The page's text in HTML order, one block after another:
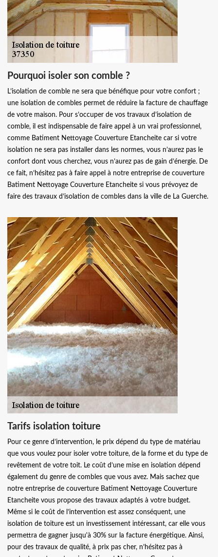
Pourquoi isoler son comble ?
L’isolation de comble ne sera que bénéfique pour votre confort ;
une isolation de combles permet de réduire la facture de chauffage
de votre maison. Pour s’occuper de vos travaux d’isolation de
comble, il est indispensable de faire appel à un vrai professionnel,
comme Batiment Nettoyage Couverture Etancheite car si votre
isolation ne sera pas installer dans les normes, vous n’aurez pas le
confort dont vous cherchez, vous n’aurez pas de gain d’énergie. De
ce fait, n’hésitez pas à faire appel à notre entreprise de couverture
Batiment Nettoyage Couverture Etancheite si vous prévoyez de
faire des travaux d’isolation de combles dans la ville de La Guerche.
Tarifs isolation toiture
Pour ce genre d’intervention, le prix dépend du type de matériau
que vous voulez pour isoler votre toiture, de la forme et du type de
revêtement de votre toit. Le coût d’une mise en isolation dépend
également du genre de combles que vous avez. Mais sachez que
notre entreprise de couverture Batiment Nettoyage Couverture
Etancheite vous propose des travaux adaptés à votre budget.
Même si le coût de l’intervention est assez conséquent, une
isolation de toiture est un investissement intéressant, car elle vous
permettra de gagner jusqu'à 30% sur la facture énergétique. Ainsi,
pour des travaux de qualité, à prix pas cher, n’hésitez pas à